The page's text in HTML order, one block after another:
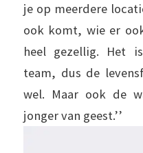
je op meerdere
ook komt, wie er
heel gezellig. Het
team, dus de
wel. Maar ook de
jonger van geest.’’